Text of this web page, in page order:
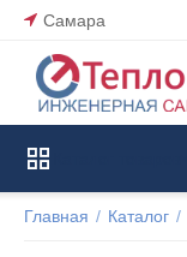
Самара
Главная / Каталог /